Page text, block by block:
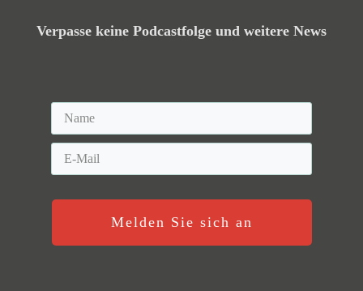
Verpasse keine Podcastfolge und weitere News
Melden Sie sich an